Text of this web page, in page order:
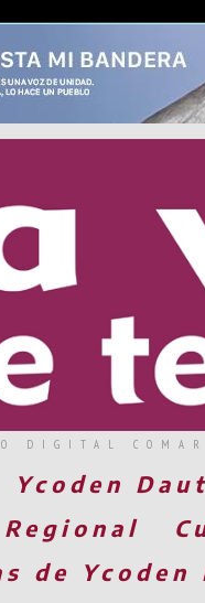
DIGITAL
Ycoden
Regional
de Ycoden